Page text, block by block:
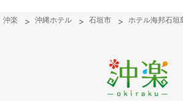
沖楽 沖縄ホテル 石垣市 ホテル海邦石垣